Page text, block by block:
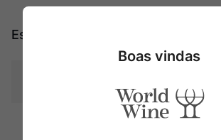
Especificações
Boas vindas